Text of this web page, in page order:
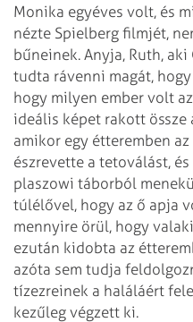
Monika egyéves volt, és
nézte Spielberg filmjét,
bűneinek. Anyja, Ruth,
tudta rávenni magát,
hogy milyen ember volt
ideális képet rakott
amikor egy étteremben
észrevette a tetoválást,
plaszowi táborból
túlélővel, hogy az ő apja
mennyire örül, hogy
ezután kidobta az
azóta sem tudja
tízezreinek a haláláért
kezűleg végzett ki.